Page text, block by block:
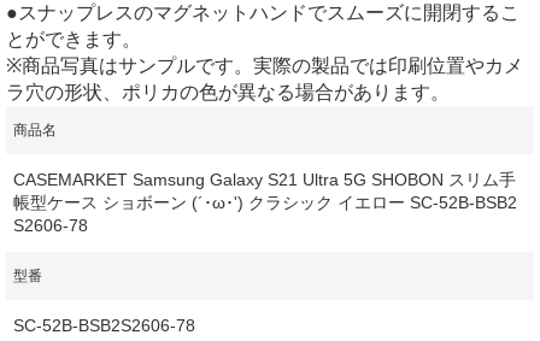
●スナップレスのマグネットハンドでスムーズに開閉するこ
とができます。
※商品写真はサンプルです。実際の製品では印刷位置やカメ
ラ穴の形状、ポリカの色が異なる場合があります。
商品名
CASEMARKET Samsung Galaxy S21 Ultra 5G SHOBON スリム手
帳型ケース ショボーン (´･ω･') クラシック イエロー SC-52B-BSB2
S2606-78
型番
SC-52B-BSB2S2606-78